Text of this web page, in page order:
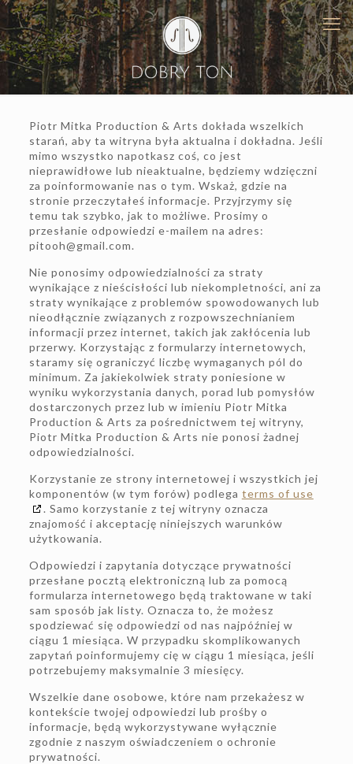
Piotr Mitka Production & Arts dokłada wszelkich
starań, aby ta witryna była aktualna i dokładna. Jeśli
mimo wszystko napotkasz coś, co jest
nieprawidłowe lub nieaktualne, będziemy wdzięczni
za poinformowanie nas o tym. Wskaż, gdzie na
stronie przeczytałeś informacje. Przyjrzymy się
temu tak szybko, jak to możliwe. Prosimy o
przesłanie odpowiedzi e-mailem na adres:
pitooh@gmail.com.
Nie ponosimy odpowiedzialności za straty
wynikające z nieścisłości lub niekompletności, ani za
straty wynikające z problemów spowodowanych lub
nieodłącznie związanych z rozpowszechnianiem
informacji przez internet, takich jak zakłócenia lub
przerwy. Korzystając z formularzy internetowych,
staramy się ograniczyć liczbę wymaganych pól do
minimum. Za jakiekolwiek straty poniesione w
wyniku wykorzystania danych, porad lub pomysłów
dostarczonych przez lub w imieniu Piotr Mitka
Production & Arts za pośrednictwem tej witryny,
Piotr Mitka Production & Arts nie ponosi żadnej
odpowiedzialności.
Korzystanie ze strony internetowej i wszystkich jej
komponentów (w tym forów) podlega terms of use
. Samo korzystanie z tej witryny oznacza
znajomość i akceptację niniejszych warunków
użytkowania.
Odpowiedzi i zapytania dotyczące prywatności
przesłane pocztą elektroniczną lub za pomocą
formularza internetowego będą traktowane w taki
sam sposób jak listy. Oznacza to, że możesz
spodziewać się odpowiedzi od nas najpóźniej w
ciągu 1 miesiąca. W przypadku skomplikowanych
zapytań poinformujemy cię w ciągu 1 miesiąca, jeśli
potrzebujemy maksymalnie 3 miesięcy.
Wszelkie dane osobowe, które nam przekażesz w
kontekście twojej odpowiedzi lub prośby o
informacje, będą wykorzystywane wyłącznie
zgodnie z naszym oświadczeniem o ochronie
prywatności.